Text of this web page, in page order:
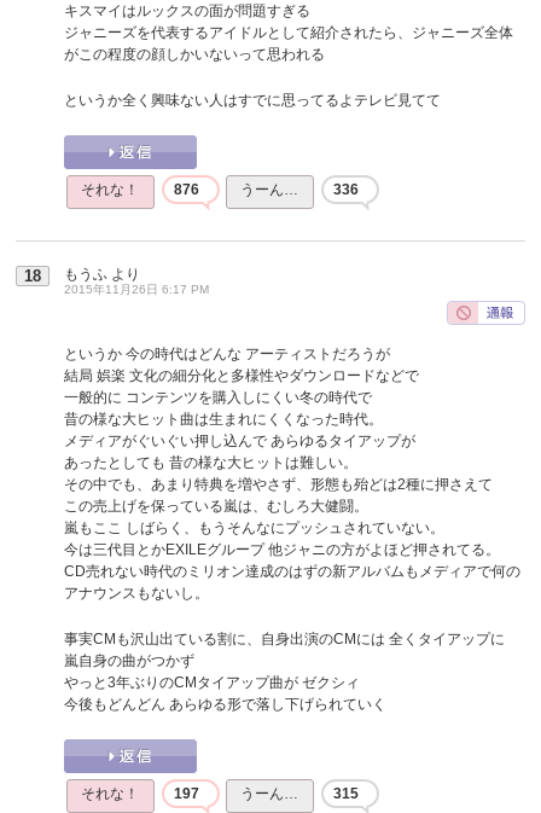
キスマイはルックスの面が問題すぎる
ジャニーズを代表するアイドルとして紹介されたら、ジャニーズ全体
がこの程度の顔しかいないって思われる
というか全く興味ない人はすでに思ってるよテレビ見てて
それな！ 876 うーん… 336
18 もうふ より
2015年11月26日 6:17 PM
というか 今の時代はどんな アーティストだろうが
結局 娯楽 文化の細分化と多様性やダウンロードなどで
一般的に コンテンツを購入しにくい冬の時代で
昔の様な大ヒット曲は生まれにくくなった時代。
メディアがぐいぐい押し込んで あらゆるタイアップが
あったとしても 昔の様な大ヒットは難しい。
その中でも、あまり特典を増やさず、形態も殆どは2種に押さえて
この売上げを保っている嵐は、むしろ大健闘。
嵐もここ しばらく、もうそんなにプッシュされていない。
今は三代目とかEXILEグループ 他ジャニの方がよほど押されてる。
CD売れない時代のミリオン達成のはずの新アルバムもメディアで何の
アナウンスもないし。
事実CMも沢山出ている割に、自身出演のCMには 全くタイアップに
嵐自身の曲がつかず
やっと3年ぶりのCMタイアップ曲が ゼクシィ
今後もどんどん あらゆる形で落し下げられていく
それな！ 197 うーん… 315